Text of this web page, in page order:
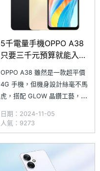
5千電量手機OPPO A38
只要三千元預算就能入
手！通路最低價格整理
(2024.11)
OPPO A38 雖然是一款超平價
4G 手機，但機身設計絲毫不馬
虎，搭配 GLOW 晶鑽工藝，共
奪目的配色，無論是手持或放在
桌上都能成為目光焦點。同時配
備 5,000 萬畫素主鏡頭、
5,000mAh 電量、33W 快充和
IP54 防塵防水水等級，日常表
日期：2024-11-05
人氣：9273